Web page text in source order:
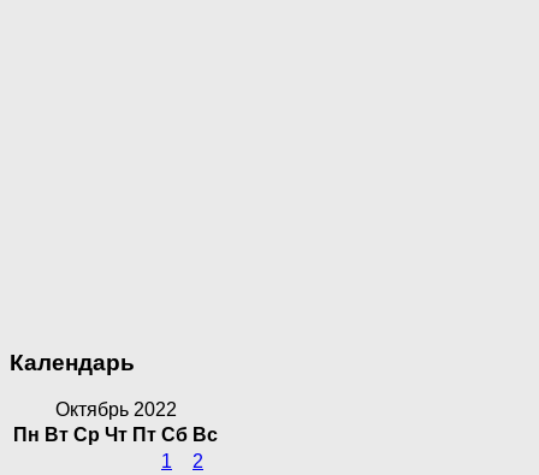
Календарь
Октябрь 2022
Пн Вт Ср Чт Пт Сб Вс
1
2